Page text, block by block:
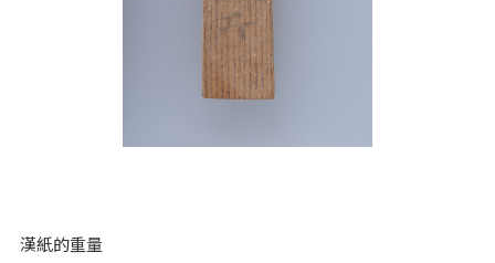
漢紙的重量